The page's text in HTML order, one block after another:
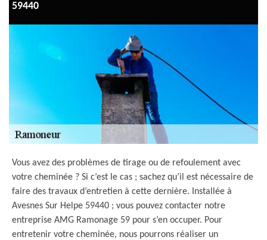
59440
Vous avez des problèmes de tirage ou de refoulement avec
votre cheminée ? Si c’est le cas ; sachez qu’il est nécessaire de
faire des travaux d’entretien à cette dernière. Installée à
Avesnes Sur Helpe 59440 ; vous pouvez contacter notre
entreprise AMG Ramonage 59 pour s’en occuper. Pour
entretenir votre cheminée, nous pourrons réaliser un